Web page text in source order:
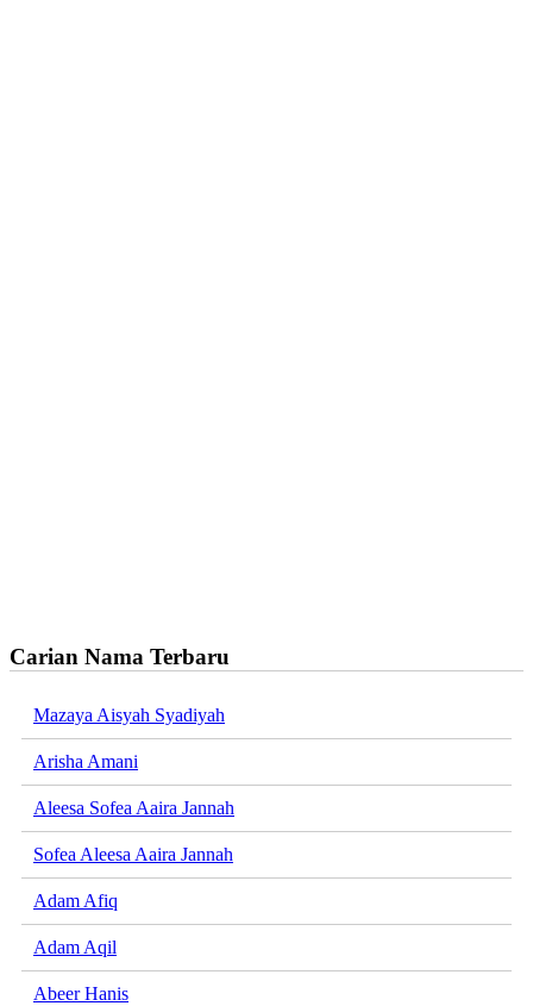
Carian Nama Terbaru
Mazaya Aisyah Syadiyah
Arisha Amani
Aleesa Sofea Aaira Jannah
Sofea Aleesa Aaira Jannah
Adam Afiq
Adam Aqil
Abeer Hanis